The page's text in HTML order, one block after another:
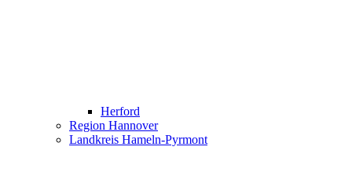
Herford
Region Hannover
Landkreis Hameln-Pyrmont